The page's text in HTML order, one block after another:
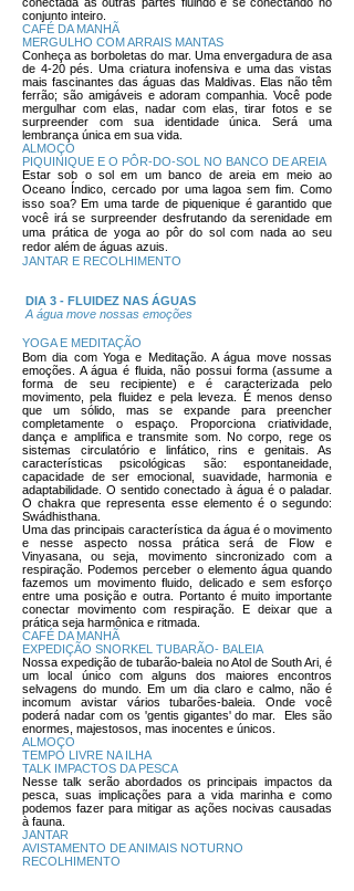
conjunto inteiro.
CAFÉ DA MANHÃ
MERGULHO COM ARRAIS MANTAS
Conheça as borboletas do mar. Uma envergadura de asa
de 4-20 pés. Uma criatura inofensiva e uma das vistas
mais fascinantes das águas das Maldivas. Elas não têm
ferrão; são amigáveis ​​e adoram companhia. Você pode
mergulhar com elas, nadar com elas, tirar fotos e se
surpreender com sua identidade única. Será uma
lembrança única em sua vida.
ALMOÇO
PIQUINIQUE E O PÔR-DO-SOL NO BANCO DE AREIA
Estar sob o sol em um banco de areia em meio ao
Oceano Índico, cercado por uma lagoa sem fim. Como
isso soa? Em uma tarde de piquenique é garantido que
você irá se surpreender desfrutando da serenidade em
uma prática de yoga ao pôr do sol com nada ao seu
redor além de águas azuis.
JANTAR E RECOLHIMENTO
DIA 3 - FLUIDEZ NAS ÁGUAS
A água move nossas emoções
YOGA E MEDITAÇÃO
Bom dia com Yoga e Meditação. A água move nossas
emoções. A água é fluida, não possui forma (assume a
forma de seu recipiente) e é caracterizada pelo
movimento, pela fluidez e pela leveza. É menos denso
que um sólido, mas se expande para preencher
completamente o espaço. Proporciona criatividade,
dança e amplifica e transmite som. No corpo, rege os
sistemas circulatório e linfático, rins e genitais. As
características psicológicas são: espontaneidade,
capacidade de ser emocional, suavidade, harmonia e
adaptabilidade. O sentido conectado à água é o paladar.
O chakra que representa esse elemento é o segundo:
Swádhisthana.
Uma das principais característica da água é o movimento
e nesse aspecto nossa prática será de Flow e
Vinyasana, ou seja, movimento sincronizado com a
respiração. Podemos perceber o elemento água quando
fazemos um movimento fluido, delicado e sem esforço
entre uma posição e outra. Portanto é muito importante
conectar movimento com respiração. E deixar que a
prática seja harmônica e ritmada.
CAFÉ DA MANHÃ
EXPEDIÇÃO SNORKEL TUBARÃO- BALEIA
Nossa expedição de tubarão-baleia no Atol de South Ari, é
um local único com alguns dos maiores encontros
selvagens do mundo. Em um dia claro e calmo, não é
incomum avistar vários tubarões-baleia. Onde você
poderá nadar com os 'gentis gigantes' do mar. Eles são
enormes, majestosos, mas inocentes e únicos.
ALMOÇO
TEMPO LIVRE NA ILHA
TALK IMPACTOS DA PESCA
Nesse talk serão abordados os principais impactos da
pesca, suas implicações para a vida marinha e como
podemos fazer para mitigar as ações nocivas causadas
à fauna.
JANTAR
AVISTAMENTO DE ANIMAIS NOTURNO
RECOLHIMENTO